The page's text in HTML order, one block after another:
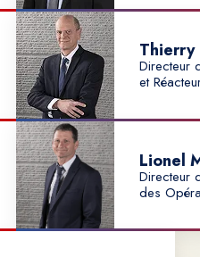
Thierry
Directeur
et
Lionel
Directeur
des